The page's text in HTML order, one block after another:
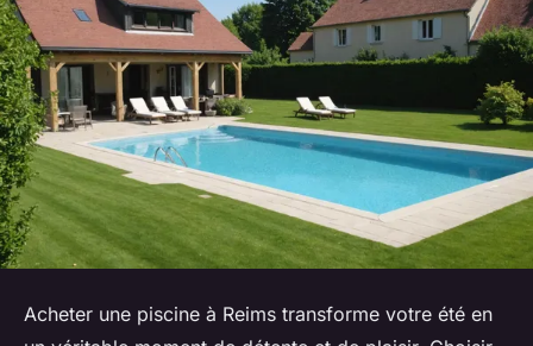
Acheter une piscine à Reims transforme votre été en